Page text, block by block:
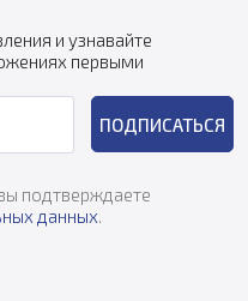
и узнавайте
первыми
ПОДПИСАТЬСЯ
подтверждаете
данных